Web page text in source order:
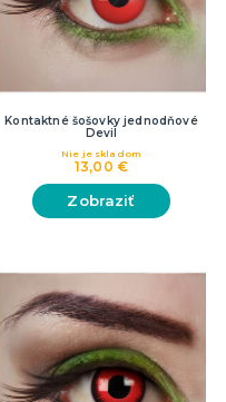
Kontaktné šošovky jednodňové
Devil
13,00 €
Nie je skladom
Zobraziť